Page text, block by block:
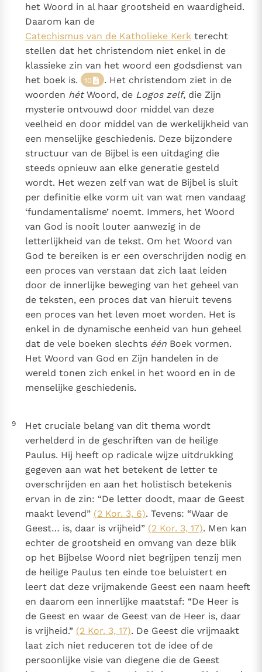
het Woord in al haar grootsheid en waardigheid.
Daarom kan de
Catechismus van de Katholieke Kerkterecht
stellen dat het christendom niet enkel in de
klassieke zin van het woord een godsdienst van
het boek is.
10
. Het christendom ziet in de
woorden hétWoord, de Logos zelf, die Zijn
mysterie ontvouwd door middel van deze
veelheid en door middel van de werkelijkheid van
een menselijke geschiedenis. Deze bijzondere
structuur van de Bijbel is een uitdaging die
steeds opnieuw aan elke generatie gesteld
wordt. Het wezen zelf van wat de Bijbel is sluit
per definitie elke vorm uit van wat men vandaag
‘fundamentalisme’ noemt. Immers, het Woord
van God is nooit louter aanwezig in de
letterlijkheid van de tekst. Om het Woord van
God te bereiken is er een overschrijden nodig en
een proces van verstaan dat zich laat leiden
door de innerlijke beweging van het geheel van
de teksten, een proces dat van hieruit tevens
een proces van het leven moet worden. Het is
enkel in de dynamische eenheid van hun geheel
dat de vele boeken slechts éénBoek vormen.
Het Woord van God en Zijn handelen in de
wereld tonen zich enkel in het woord en in de
menselijke geschiedenis.
9
Het cruciale belang van dit thema wordt
verhelderd in de geschriften van de heilige
Paulus. Hij heeft op radicale wijze uitdrukking
gegeven aan wat het betekent de letter te
overschrijden en aan het holistisch betekenis
ervan in de zin: “De letter doodt, maar de Geest
maakt levend” (2 Kor. 3, 6). Tevens: “Waar de
Geest… is, daar is vrijheid” (2 Kor. 3, 17). Men kan
echter de grootsheid en omvang van deze blik
op het Bijbelse Woord niet begrijpen tenzij men
de heilige Paulus ten einde toe beluistert en
leert dat deze vrijmakende Geest een naam heeft
en daarom een innerlijke maatstaf: “De Heer is
de Geest en waar de Geest van de Heer is, daar
is vrijheid.” (2 Kor. 3, 17). De Geest die vrijmaakt
laat zich niet reduceren tot de idee of de
persoonlijke visie van diegene die de Geest